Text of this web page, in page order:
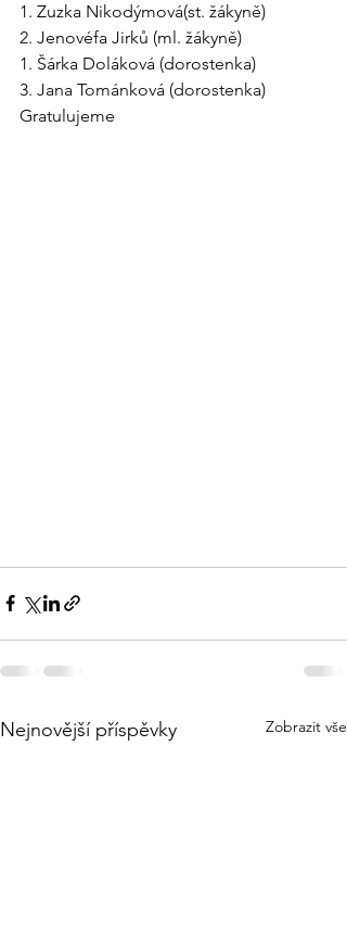
1. Zuzka Nikodýmová(st. žákyně)
2. Jenovéfa Jirků (ml. žákyně)
1. Šárka Doláková (dorostenka)
3. Jana Tománková (dorostenka)
Gratulujeme
Nejnovější příspěvky Zobrazit vše